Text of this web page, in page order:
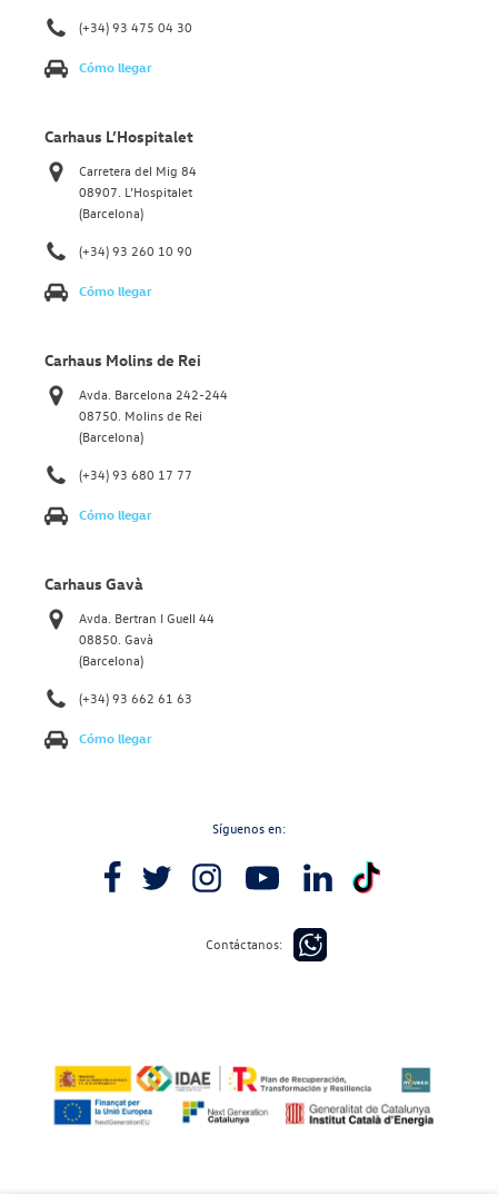
(+34) 93 475 04 30
Cómo llegar
Carhaus L’Hospitalet
Carretera del Mig 84
08907. L’Hospitalet
(Barcelona)
(+34) 93 260 10 90
Cómo llegar
Carhaus Molins de Rei
Avda. Barcelona 242-244
08750. Molins de Rei
(Barcelona)
(+34) 93 680 17 77
Cómo llegar
Carhaus Gavà
Avda. Bertran I Guell 44
08850. Gavà
(Barcelona)
(+34) 93 662 61 63
Cómo llegar
Síguenos en:
Contáctanos: